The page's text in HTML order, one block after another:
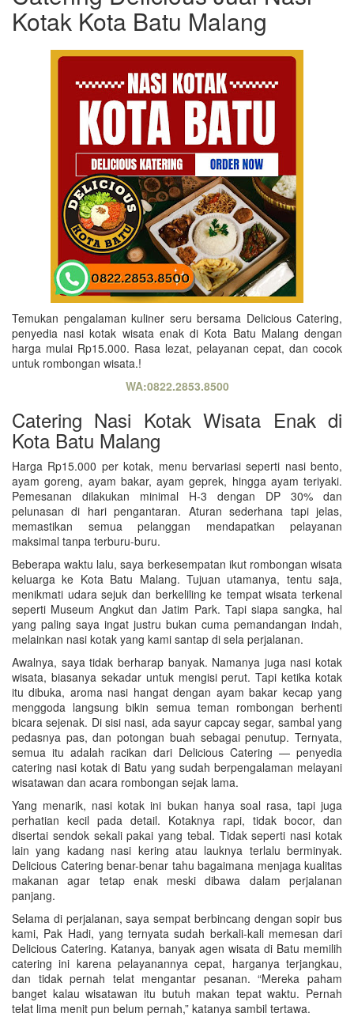
Kotak Kota Batu Malang
Temukan pengalaman kuliner seru bersama Delicious Catering,
penyedia nasi kotak wisata enak di Kota Batu Malang dengan
harga mulai Rp15.000. Rasa lezat, pelayanan cepat, dan cocok
untuk rombongan wisata.!
WA:0822.2853.8500
Catering Nasi Kotak Wisata Enak di
Kota Batu Malang
Harga Rp15.000 per kotak, menu bervariasi seperti nasi bento,
ayam goreng, ayam bakar, ayam geprek, hingga ayam teriyaki.
Pemesanan dilakukan minimal H-3 dengan DP 30% dan
pelunasan di hari pengantaran. Aturan sederhana tapi jelas,
memastikan semua pelanggan mendapatkan pelayanan
maksimal tanpa terburu-buru.
Beberapa waktu lalu, saya berkesempatan ikut rombongan wisata
keluarga ke Kota Batu Malang. Tujuan utamanya, tentu saja,
menikmati udara sejuk dan berkeliling ke tempat wisata terkenal
seperti Museum Angkut dan Jatim Park. Tapi siapa sangka, hal
yang paling saya ingat justru bukan cuma pemandangan indah,
melainkan nasi kotak yang kami santap di sela perjalanan.
Awalnya, saya tidak berharap banyak. Namanya juga nasi kotak
wisata, biasanya sekadar untuk mengisi perut. Tapi ketika kotak
itu dibuka, aroma nasi hangat dengan ayam bakar kecap yang
menggoda langsung bikin semua teman rombongan berhenti
bicara sejenak. Di sisi nasi, ada sayur capcay segar, sambal yang
pedasnya pas, dan potongan buah sebagai penutup. Ternyata,
semua itu adalah racikan dari Delicious Catering — penyedia
catering nasi kotak di Batu yang sudah berpengalaman melayani
wisatawan dan acara rombongan sejak lama.
Yang menarik, nasi kotak ini bukan hanya soal rasa, tapi juga
perhatian kecil pada detail. Kotaknya rapi, tidak bocor, dan
disertai sendok sekali pakai yang tebal. Tidak seperti nasi kotak
lain yang kadang nasi kering atau lauknya terlalu berminyak.
Delicious Catering benar-benar tahu bagaimana menjaga kualitas
makanan agar tetap enak meski dibawa dalam perjalanan
panjang.
Selama di perjalanan, saya sempat berbincang dengan sopir bus
kami, Pak Hadi, yang ternyata sudah berkali-kali memesan dari
Delicious Catering. Katanya, banyak agen wisata di Batu memilih
catering ini karena pelayanannya cepat, harganya terjangkau,
dan tidak pernah telat mengantar pesanan. “Mereka paham
banget kalau wisatawan itu butuh makan tepat waktu. Pernah
telat lima menit pun belum pernah,” katanya sambil tertawa.